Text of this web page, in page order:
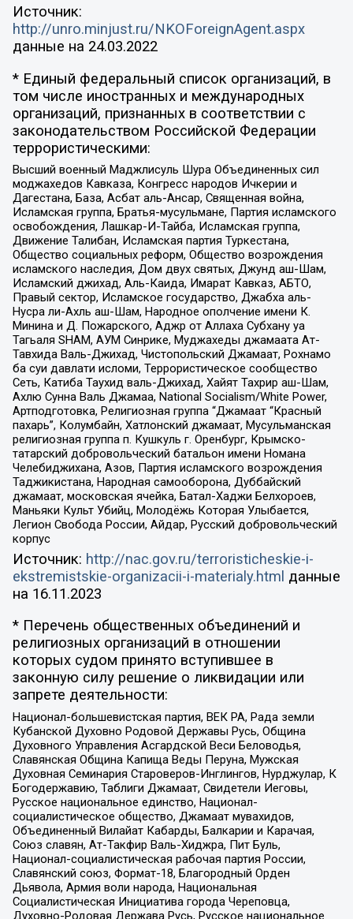
Источник:
http://unro.minjust.ru/NKOForeignAgent.aspx
данные на 24.03.2022
* Единый федеральный список организаций, в
том числе иностранных и международных
организаций, признанных в соответствии с
законодательством Российской Федерации
террористическими:
Высший военный Маджлисуль Шура Объединенных сил
моджахедов Кавказа, Конгресс народов Ичкерии и
Дагестана, База, Асбат аль-Ансар, Священная война,
Исламская группа, Братья-мусульмане, Партия исламского
освобождения, Лашкар-И-Тайба, Исламская группа,
Движение Талибан, Исламская партия Туркестана,
Общество социальных реформ, Общество возрождения
исламского наследия, Дом двух святых, Джунд аш-Шам,
Исламский джихад, Аль-Каида, Имарат Кавказ, АБТО,
Правый сектор, Исламское государство, Джабха аль-
Нусра ли-Ахль аш-Шам, Народное ополчение имени К.
Минина и Д. Пожарского, Аджр от Аллаха Субхану уа
Тагьаля SHAM, АУМ Синрике, Муджахеды джамаата Ат-
Тавхида Валь-Джихад, Чистопольский Джамаат, Рохнамо
ба суи давлати исломи, Террористическое сообщество
Сеть, Катиба Таухид валь-Джихад, Хайят Тахрир аш-Шам,
Ахлю Сунна Валь Джамаа, National Socialism/White Power,
Артподготовка, Религиозная группа “Джамаат “Красный
пахарь”, Колумбайн, Хатлонский джамаат, Мусульманская
религиозная группа п. Кушкуль г. Оренбург, Крымско-
татарский добровольческий батальон имени Номана
Челебиджихана, Азов, Партия исламского возрождения
Таджикистана, Народная самооборона, Дуббайский
джамаат, московская ячейка, Батал-Хаджи Белхороев,
Маньяки Культ Убийц, Молодёжь Которая Улыбается,
Легион Свобода России, Айдар, Русский добровольческий
корпус
Источник: http://nac.gov.ru/terroristicheskie-i-
ekstremistskie-organizacii-i-materialy.html данные
на 16.11.2023
* Перечень общественных объединений и
религиозных организаций в отношении
которых судом принято вступившее в
законную силу решение о ликвидации или
запрете деятельности:
Национал-большевистская партия, ВЕК РА, Рада земли
Кубанской Духовно Родовой Державы Русь, Община
Духовного Управления Асгардской Веси Беловодья,
Славянская Община Капища Веды Перуна, Мужская
Духовная Семинария Староверов-Инглингов, Нурджулар, К
Богодержавию, Таблиги Джамаат, Свидетели Иеговы,
Русское национальное единство, Национал-
социалистическое общество, Джамаат мувахидов,
Объединенный Вилайат Кабарды, Балкарии и Карачая,
Союз славян, Ат-Такфир Валь-Хиджра, Пит Буль,
Национал-социалистическая рабочая партия России,
Славянский союз, Формат-18, Благородный Орден
Дьявола, Армия воли народа, Национальная
Социалистическая Инициатива города Череповца,
Духовно-Родовая Держава Русь, Русское национальное